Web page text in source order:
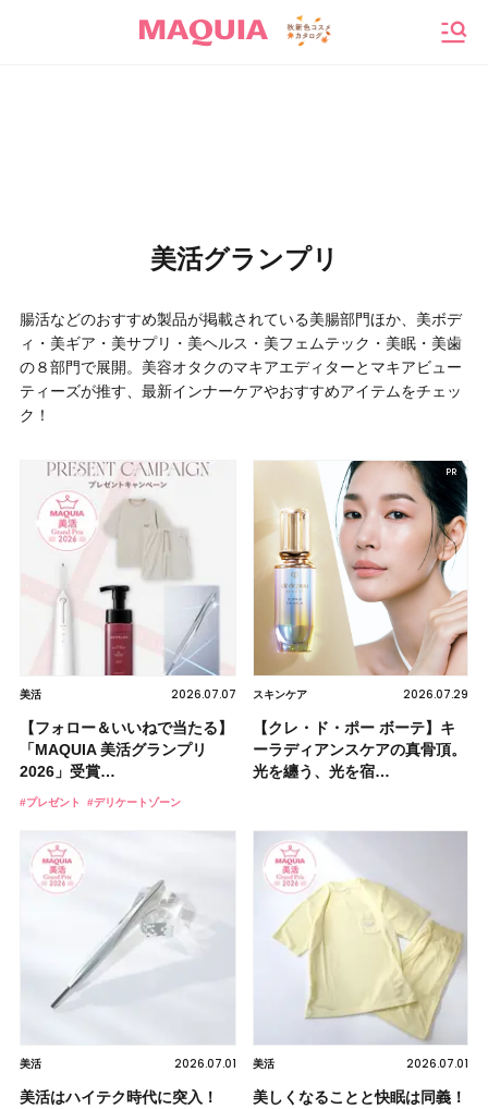
美活グランプリ
腸活などのおすすめ製品が掲載されている美腸部門ほか、美ボデ
ィ・美ギア・美サプリ・美ヘルス・美フェムテック・美眠・美歯
の８部門で展開。美容オタクのマキアエディターとマキアビュー
ティーズが推す、最新インナーケアやおすすめアイテムをチェッ
ク！
美活 2026.07.07
【フォロー＆いいねで当たる】
「MAQUIA 美活グランプリ
2026」受賞…
#プレゼント #デリケートゾーン
スキンケア 2026.07.29
【クレ・ド・ポー ボーテ】キ
ーラディアンスケアの真骨頂。
光を纏う、光を宿…
美活 2026.07.01
美活はハイテク時代に突入！
美活 2026.07.01
美しくなることと快眠は同義！